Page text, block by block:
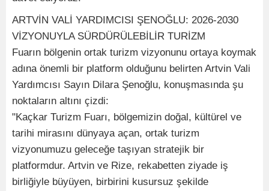
ARTVİN VALİ YARDIMCISI ŞENOĞLU: 2026-2030
VİZYONUYLA SÜRDÜRÜLEBİLİR TURİZM
Fuarın bölgenin ortak turizm vizyonunu ortaya koymak
adına önemli bir platform olduğunu belirten Artvin Vali
Yardımcısı Sayın Dilara Şenoğlu, konuşmasında şu
noktaların altını çizdi:
"Kaçkar Turizm Fuarı, bölgemizin doğal, kültürel ve
tarihi mirasını dünyaya açan, ortak turizm
vizyonumuzu geleceğe taşıyan stratejik bir
platformdur. Artvin ve Rize, rekabetten ziyade iş
birliğiyle büyüyen, birbirini kusursuz şekilde